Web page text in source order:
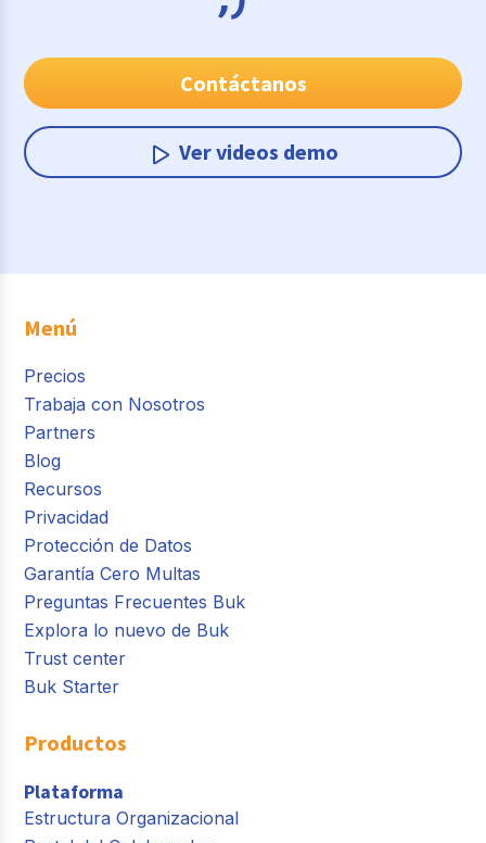
Contáctanos
Ver videos demo
Menú
Precios
Trabaja con Nosotros
Partners
Blog
Recursos
Privacidad
Protección de Datos
Garantía Cero Multas
Preguntas Frecuentes Buk
Explora lo nuevo de Buk
Trust center
Buk Starter
Productos
Plataforma
Estructura Organizacional